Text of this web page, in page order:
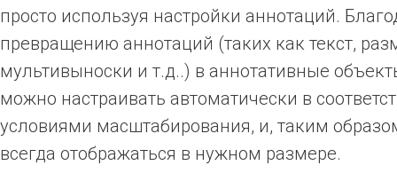
просто используя настройки аннотаций.
превращению аннотаций (таких как текст,
мультивыноски и т.д..) в аннотативные
можно настраивать автоматически в
условиями масштабирования, и, таким
всегда отображаться в нужном размере.